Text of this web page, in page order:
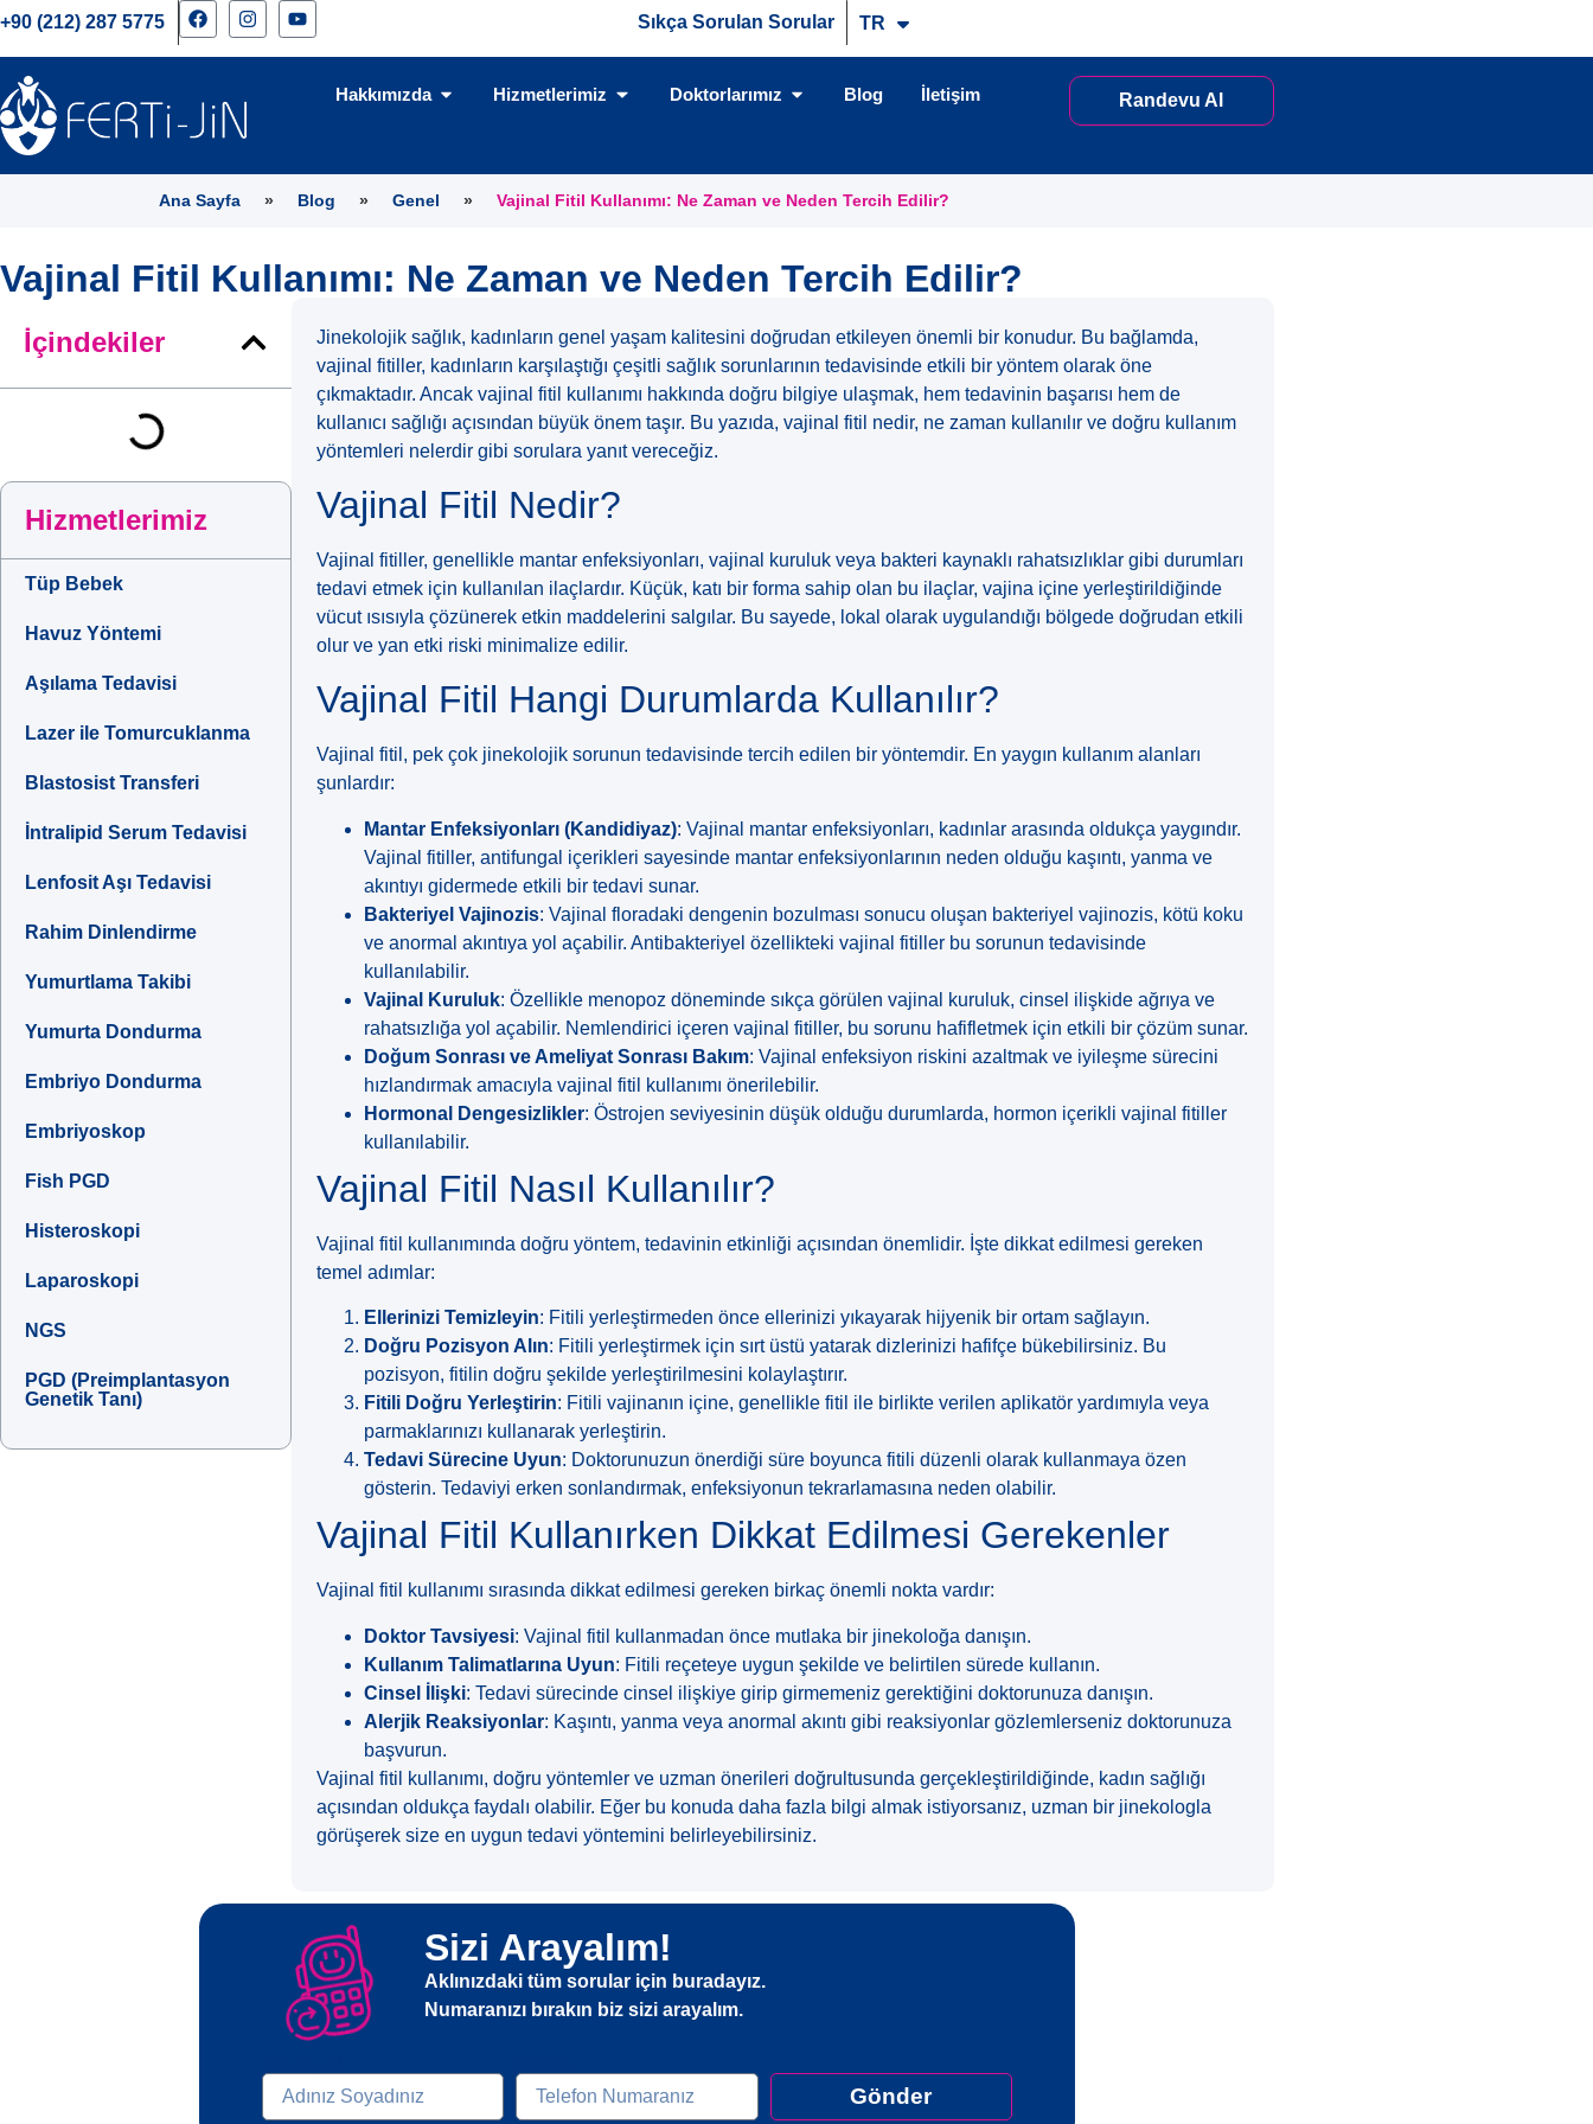
+90 (212) 287 5775 Sıkça Sorulan Sorular TR
EN
Hakkımızda Hizmetlerimiz Doktorlarımız Blog İletişim Randevu Al
Ana Sayfa » Blog » Genel » Vajinal Fitil Kullanımı: Ne Zaman ve Neden Tercih Edilir?
Vajinal Fitil Kullanımı: Ne Zaman ve Neden Tercih Edilir?
İçindekiler
Hizmetlerimiz
Tüp Bebek
Havuz Yöntemi
Aşılama Tedavisi
Lazer ile Tomurcuklanma
Blastosist Transferi
İntralipid Serum Tedavisi
Lenfosit Aşı Tedavisi
Rahim Dinlendirme
Yumurtlama Takibi
Yumurta Dondurma
Embriyo Dondurma
Embriyoskop
Fish PGD
Histeroskopi
Laparoskopi
NGS
PGD (Preimplantasyon
Genetik Tanı)
Jinekolojik sağlık, kadınların genel yaşam kalitesini doğrudan etkileyen önemli bir konudur. Bu bağlamda,
vajinal fitiller, kadınların karşılaştığı çeşitli sağlık sorunlarının tedavisinde etkili bir yöntem olarak öne
çıkmaktadır. Ancak vajinal fitil kullanımı hakkında doğru bilgiye ulaşmak, hem tedavinin başarısı hem de
kullanıcı sağlığı açısından büyük önem taşır. Bu yazıda, vajinal fitil nedir, ne zaman kullanılır ve doğru kullanım
yöntemleri nelerdir gibi sorulara yanıt vereceğiz.
Vajinal Fitil Nedir?
Vajinal fitiller, genellikle mantar enfeksiyonları, vajinal kuruluk veya bakteri kaynaklı rahatsızlıklar gibi durumları
tedavi etmek için kullanılan ilaçlardır. Küçük, katı bir forma sahip olan bu ilaçlar, vajina içine yerleştirildiğinde
vücut ısısıyla çözünerek etkin maddelerini salgılar. Bu sayede, lokal olarak uygulandığı bölgede doğrudan etkili
olur ve yan etki riski minimalize edilir.
Vajinal Fitil Hangi Durumlarda Kullanılır?
Vajinal fitil, pek çok jinekolojik sorunun tedavisinde tercih edilen bir yöntemdir. En yaygın kullanım alanları
şunlardır:
Mantar Enfeksiyonları (Kandidiyaz): Vajinal mantar enfeksiyonları, kadınlar arasında oldukça yaygındır.
Vajinal fitiller, antifungal içerikleri sayesinde mantar enfeksiyonlarının neden olduğu kaşıntı, yanma ve
akıntıyı gidermede etkili bir tedavi sunar.
Bakteriyel Vajinozis: Vajinal floradaki dengenin bozulması sonucu oluşan bakteriyel vajinozis, kötü koku
ve anormal akıntıya yol açabilir. Antibakteriyel özellikteki vajinal fitiller bu sorunun tedavisinde
kullanılabilir.
Vajinal Kuruluk: Özellikle menopoz döneminde sıkça görülen vajinal kuruluk, cinsel ilişkide ağrıya ve
rahatsızlığa yol açabilir. Nemlendirici içeren vajinal fitiller, bu sorunu hafifletmek için etkili bir çözüm sunar.
Doğum Sonrası ve Ameliyat Sonrası Bakım: Vajinal enfeksiyon riskini azaltmak ve iyileşme sürecini
hızlandırmak amacıyla vajinal fitil kullanımı önerilebilir.
Hormonal Dengesizlikler: Östrojen seviyesinin düşük olduğu durumlarda, hormon içerikli vajinal fitiller
kullanılabilir.
Vajinal Fitil Nasıl Kullanılır?
Vajinal fitil kullanımında doğru yöntem, tedavinin etkinliği açısından önemlidir. İşte dikkat edilmesi gereken
temel adımlar:
Ellerinizi Temizleyin: Fitili yerleştirmeden önce ellerinizi yıkayarak hijyenik bir ortam sağlayın.
Doğru Pozisyon Alın: Fitili yerleştirmek için sırt üstü yatarak dizlerinizi hafifçe bükebilirsiniz. Bu
pozisyon, fitilin doğru şekilde yerleştirilmesini kolaylaştırır.
Fitili Doğru Yerleştirin: Fitili vajinanın içine, genellikle fitil ile birlikte verilen aplikatör yardımıyla veya
parmaklarınızı kullanarak yerleştirin.
Tedavi Sürecine Uyun: Doktorunuzun önerdiği süre boyunca fitili düzenli olarak kullanmaya özen
gösterin. Tedaviyi erken sonlandırmak, enfeksiyonun tekrarlamasına neden olabilir.
Vajinal Fitil Kullanırken Dikkat Edilmesi Gerekenler
Vajinal fitil kullanımı sırasında dikkat edilmesi gereken birkaç önemli nokta vardır:
Doktor Tavsiyesi: Vajinal fitil kullanmadan önce mutlaka bir jinekoloğa danışın.
Kullanım Talimatlarına Uyun: Fitili reçeteye uygun şekilde ve belirtilen sürede kullanın.
Cinsel İlişki: Tedavi sürecinde cinsel ilişkiye girip girmemeniz gerektiğini doktorunuza danışın.
Alerjik Reaksiyonlar: Kaşıntı, yanma veya anormal akıntı gibi reaksiyonlar gözlemlerseniz doktorunuza
başvurun.
Vajinal fitil kullanımı, doğru yöntemler ve uzman önerileri doğrultusunda gerçekleştirildiğinde, kadın sağlığı
açısından oldukça faydalı olabilir. Eğer bu konuda daha fazla bilgi almak istiyorsanız, uzman bir jinekologla
görüşerek size en uygun tedavi yöntemini belirleyebilirsiniz.
Sizi Arayalım!
Aklınızdaki tüm sorular için buradayız.
Numaranızı bırakın biz sizi arayalım.
Gönder